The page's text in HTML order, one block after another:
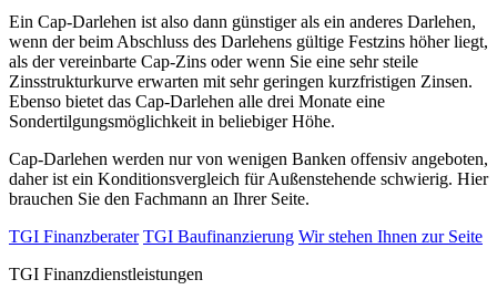
Ein Cap-Darlehen ist also dann günstiger als ein anderes Darlehen,
wenn der beim Abschluss des Darlehens gültige Festzins höher liegt,
als der vereinbarte Cap-Zins oder wenn Sie eine sehr steile
Zinsstrukturkurve erwarten mit sehr geringen kurzfristigen Zinsen.
Ebenso bietet das Cap-Darlehen alle drei Monate eine
Sondertilgungsmöglichkeit in beliebiger Höhe.
Cap-Darlehen werden nur von wenigen Banken offensiv angeboten,
daher ist ein Konditionsvergleich für Außenstehende schwierig. Hier
brauchen Sie den Fachmann an Ihrer Seite.
TGI Finanzberater TGI Baufinanzierung Wir stehen Ihnen zur Seite
TGI Finanzdienstleistungen